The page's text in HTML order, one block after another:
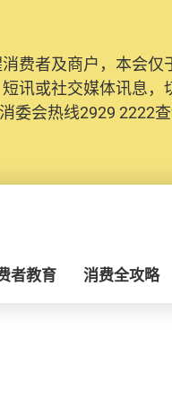
费者及商户，本会
讯或社交媒体讯息
委会热线2929 2222查
者教育 消费全攻略